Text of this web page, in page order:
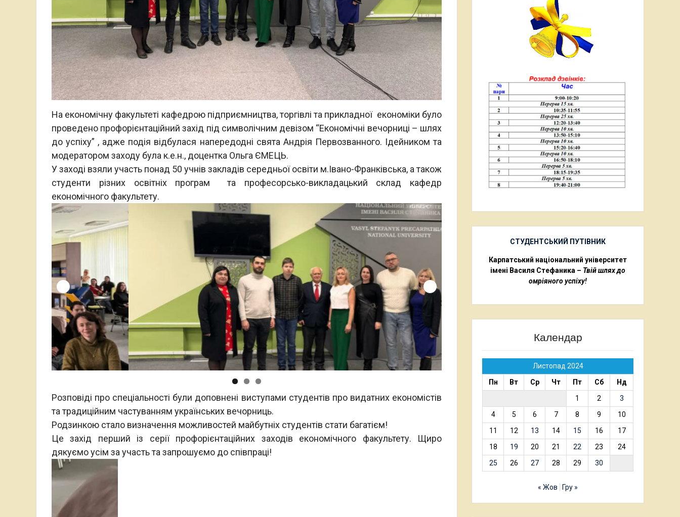
На економічну факультеті кафедрою підприємництва, торгівлі та прикладної економіки було
проведено профорієнтаційний захід під символічним девізом “Економічні вечорниці – шлях
до успіху” , адже подія відбулася напередодні свята Андрія Первозванного. Ідейником та
модератором заходу була к.е.н., доцентка Ольга ЄМЕЦЬ.
У заході взяли участь понад 50 учнів закладів середньої освіти м.Івано-Франківська, а також
студенти різних освітніх програм та професорсько-викладацький склад кафедр
економічного факультету.
Розповіді про спеціальності були доповнені виступами студентів про видатних економістів
та традиційним частуванням українських вечорниць.
Родзинкою стало визначення можливостей майбутніх студентів стати багатієм!
Це захід перший із серії профорієнтаційних заходів економічного факультету. Щиро
дякуємо усім за участь та запрошуємо до співпраці!
СТУДЕНТСЬКИЙ ПУТІВНИК
Карпатський національний університет
імені Василя Стефаника – Твій шлях до
омріяного успіху!
Календар
Листопад 2024
Пн
Вт Ср Чт Пт Сб
Нд
1
2
3
4
5 6 7 8 9
10
11
12 13 14 15 16
17
18
19 20 21 22 23
24
25
26 27 28 29 30
« Жов Гру »